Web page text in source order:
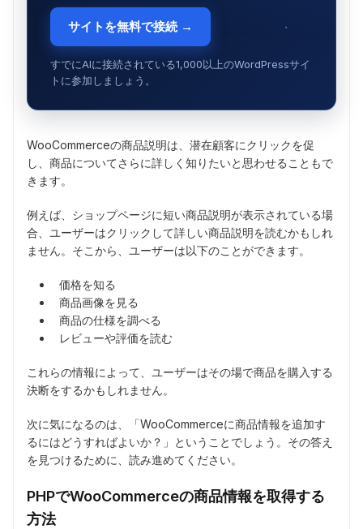
サイトを無料で接続 →
すでにAIに接続されている1,000以上のWordPressサイ
トに参加しましょう。
WooCommerceの商品説明は、潜在顧客にクリックを促
し、商品についてさらに詳しく知りたいと思わせることもで
きます。
例えば、ショップページに短い商品説明が表示されている場
合、ユーザーはクリックして詳しい商品説明を読むかもしれ
ません。そこから、ユーザーは以下のことができます。
価格を知る
商品画像を見る
商品の仕様を調べる
レビューや評価を読む
これらの情報によって、ユーザーはその場で商品を購入する
決断をするかもしれません。
次に気になるのは、「WooCommerceに商品情報を追加す
るにはどうすればよいか？」ということでしょう。その答え
を見つけるために、読み進めてください。
PHPでWooCommerceの商品情報を取得する
方法